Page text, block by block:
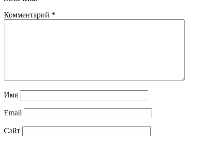
Комментарий *
Имя
Email
Сайт